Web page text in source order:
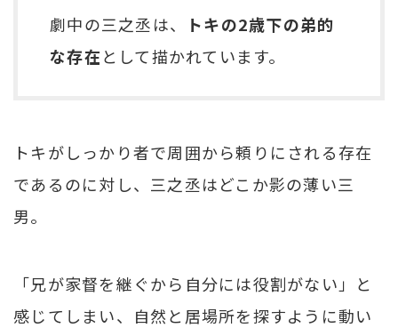
劇中の三之丞は、
トキの2歳下の弟的
な存在として描かれています。
トキがしっかり者で周囲から頼りにされる存在
であるのに対し、三之丞はどこか影の薄い三
男。
「兄が家督を継ぐから自分には役割がない」と
感じてしまい、自然と居場所を探すように動い